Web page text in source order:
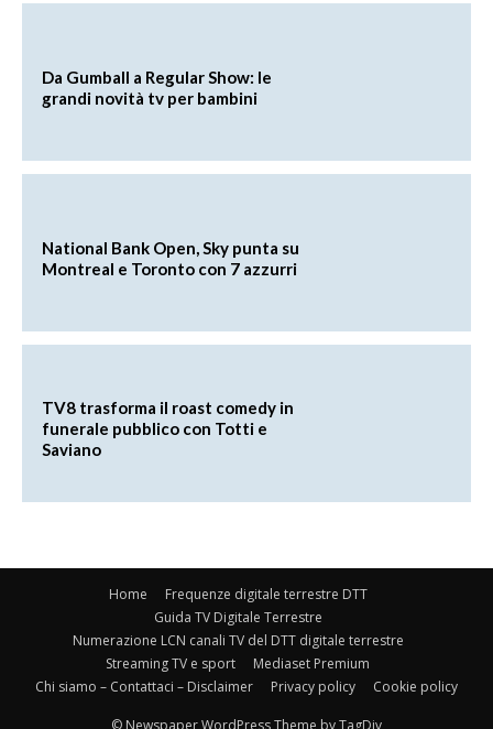
Da Gumball a Regular Show: le
grandi novità tv per bambini
National Bank Open, Sky punta su
Montreal e Toronto con 7 azzurri
TV8 trasforma il roast comedy in
funerale pubblico con Totti e
Saviano
Home
Frequenze digitale terrestre DTT
Guida TV Digitale Terrestre
Numerazione LCN canali TV del DTT digitale terrestre
Streaming TV e sport
Mediaset Premium
Chi siamo – Contattaci – Disclaimer
Privacy policy Cookie policy